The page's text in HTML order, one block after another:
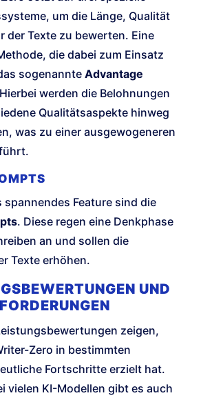
um die Länge, Qualität
der Texte zu bewerten. Eine
die dabei zum Einsatz
sogenannte Advantage
werden die Belohnungen
Qualitätsaspekte hinweg
was zu einer ausgewogeneren
spannendes Feature sind die
. Diese regen eine Denkphase
an und sollen die
Texte erhöhen.
UND
zeigen,
Zero in bestimmten
Fortschritte erzielt hat.
vielen KI-Modellen gibt es auch